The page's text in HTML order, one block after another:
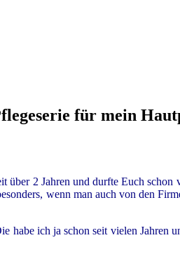
für mein
über 2 Jahren und durfte Euch
wenn man auch von den
habe ich ja schon seit vielen